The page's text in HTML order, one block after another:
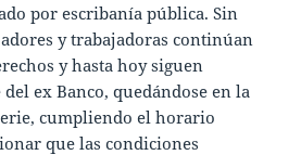
por escribanía pública. Sin
y trabajadoras continúan
y hasta hoy siguen
ex Banco, quedándose en la
cumpliendo el horario
que las condiciones